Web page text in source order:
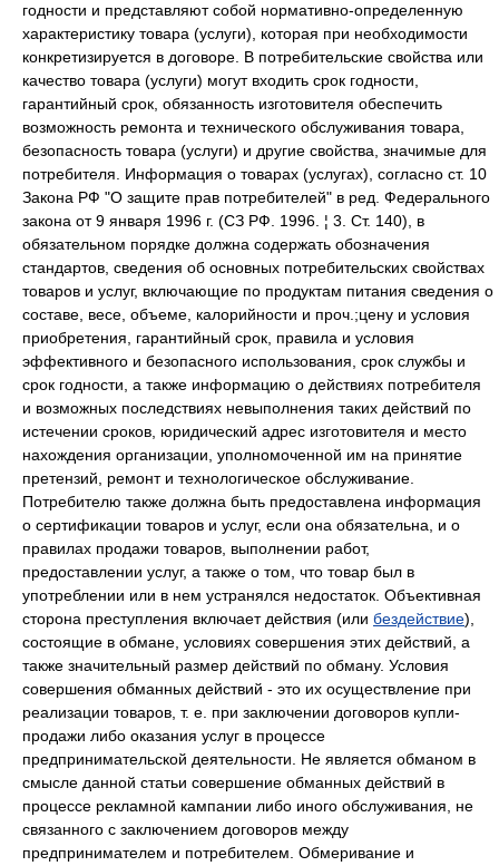
годности и представляют собой нормативно-определенную
характеристику товара (услуги), которая при необходимости
конкретизируется в договоре. В потребительские свойства или
качество товара (услуги) могут входить срок годности,
гарантийный срок, обязанность изготовителя обеспечить
возможность ремонта и технического обслуживания товара,
безопасность товара (услуги) и другие свойства, значимые для
потребителя. Информация о товарах (услугах), согласно ст. 10
Закона РФ "О защите прав потребителей" в ред. Федерального
закона от 9 января 1996 г. (СЗ РФ. 1996. ¦ 3. Ст. 140), в
обязательном порядке должна содержать обозначения
стандартов, сведения об основных потребительских свойствах
товаров и услуг, включающие по продуктам питания сведения о
составе, весе, объеме, калорийности и проч.;цену и условия
приобретения, гарантийный срок, правила и условия
эффективного и безопасного использования, срок службы и
срок годности, а также информацию о действиях потребителя
и возможных последствиях невыполнения таких действий по
истечении сроков, юридический адрес изготовителя и место
нахождения организации, уполномоченной им на принятие
претензий, ремонт и технологическое обслуживание.
Потребителю также должна быть предоставлена информация
о сертификации товаров и услуг, если она обязательна, и о
правилах продажи товаров, выполнении работ,
предоставлении услуг, а также о том, что товар был в
употреблении или в нем устранялся недостаток. Объективная
сторона преступления включает действия (или бездействие),
состоящие в обмане, условиях совершения этих действий, а
также значительный размер действий по обману. Условия
совершения обманных действий - это их осуществление при
реализации товаров, т. е. при заключении договоров купли-
продажи либо оказания услуг в процессе
предпринимательской деятельности. Не является обманом в
смысле данной статьи совершение обманных действий в
процессе рекламной кампании либо иного обслуживания, не
связанного с заключением договоров между
предпринимателем и потребителем. Обмеривание и